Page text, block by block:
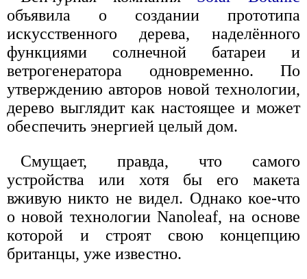
объявила о создании прототипа
искусственного дерева, наделённого
функциями солнечной батареи и
ветрогенератора одновременно. По
утверждению авторов новой технологии,
дерево выглядит как настоящее и может
обеспечить энергией целый дом.
Смущает, правда, что самого
устройства или хотя бы его макета
вживую никто не видел. Однако кое-что
о новой технологии Nanoleaf, на основе
которой и строят свою концепцию
британцы, уже известно.